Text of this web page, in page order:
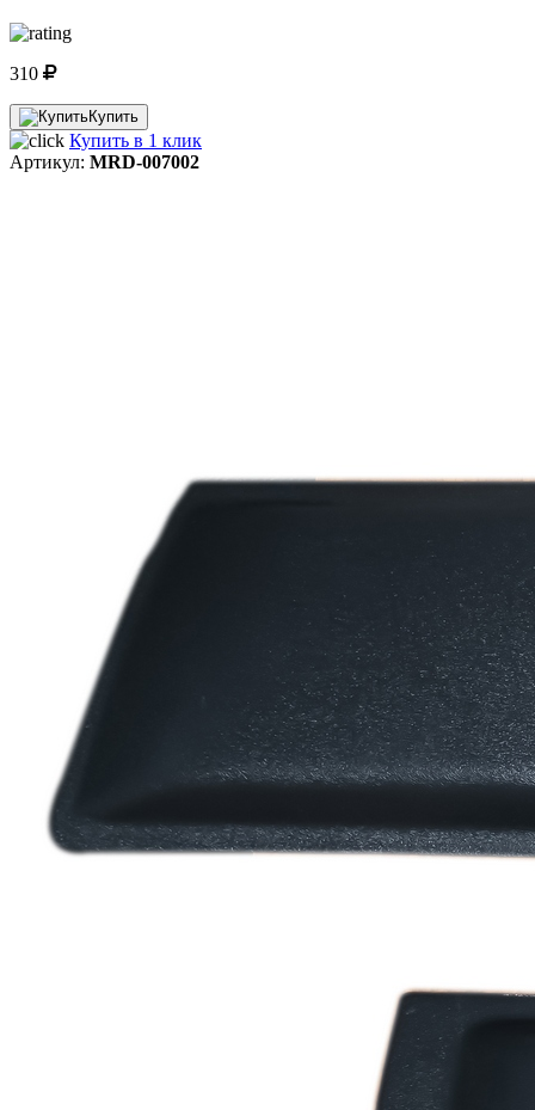
310
Купить
Купить в 1 клик
Артикул: MRD-007002